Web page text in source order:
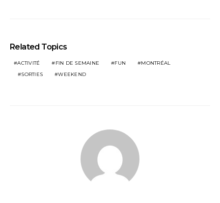
Related Topics
ACTIVITÉ FIN DE SEMAINE FUN
MONTRÉAL
SORTIES
WEEKEND